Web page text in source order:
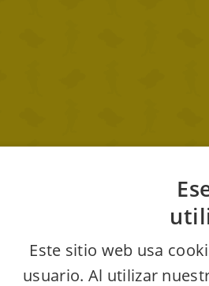
Este sitio web usa
usuario. Al utilizar